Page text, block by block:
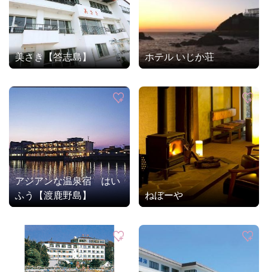
美さき【答志島】 ホテル いじか荘
アジアンな温泉宿 はい
ふう【渡鹿野島】
ねぼーや